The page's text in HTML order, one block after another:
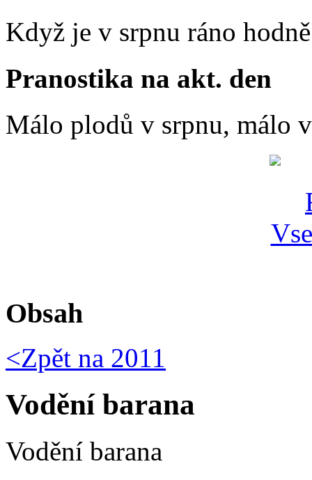
Když je v srpnu ráno
Pranostika na akt. den
Málo plodů v srpnu, málo
Obsah
<Zpět na 2011
Vodění barana
Vodění barana